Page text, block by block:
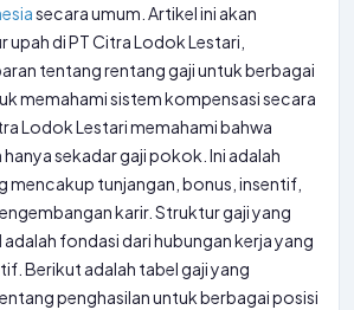
secara umum. Artikel ini akan
di PT Citra Lodok Lestari,
tentang rentang gaji untuk berbagai
memahami sistem kompensasi secara
Lodok Lestari memahami bahwa
sekadar gaji pokok. Ini adalah
mencakup tunjangan, bonus, insentif,
karir. Struktur gaji yang
fondasi dari hubungan kerja yang
Berikut adalah tabel gaji yang
penghasilan untuk berbagai posisi